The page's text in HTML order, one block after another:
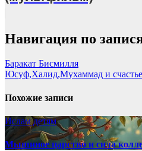
Навигация по
Баракат Бисмилля
Юсуф,Халид,Мухаммад и счастье
Похожие записи
Ислам детям
Мышиное царство и сила